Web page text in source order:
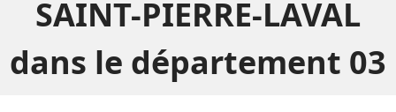
SAINT-PIERRE-LAVAL
dans le département 03